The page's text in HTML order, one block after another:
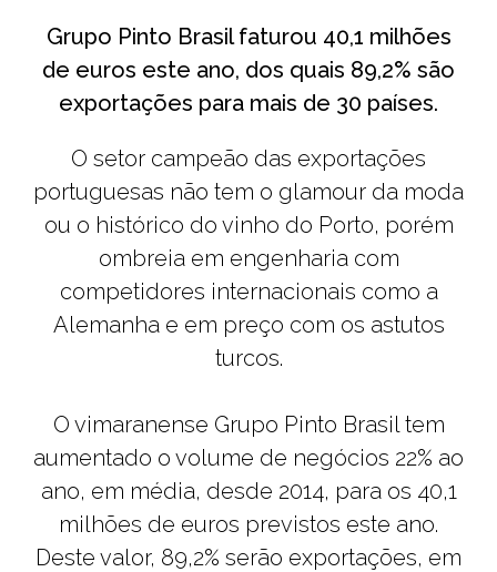
Grupo Pinto Brasil faturou 40,1 milhões
de euros este ano, dos quais 89,2% são
exportações para mais de 30 países.
O setor campeão das exportações
portuguesas não tem o glamour da moda
ou o histórico do vinho do Porto, porém
ombreia em engenharia com
competidores internacionais como a
Alemanha e em preço com os astutos
turcos.
O vimaranense Grupo Pinto Brasil tem
aumentado o volume de negócios 22% ao
ano, em média, desde 2014, para os 40,1
milhões de euros previstos este ano.
Deste valor, 89,2% serão exportações, em